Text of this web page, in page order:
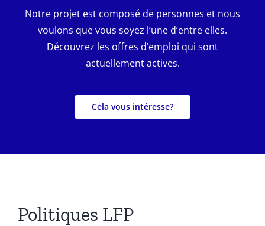
Notre projet est composé de personnes et nous
voulons que vous soyez l’une d’entre elles.
Découvrez les offres d’emploi qui sont
actuellement actives.
Cela vous intéresse?
Politiques LFP